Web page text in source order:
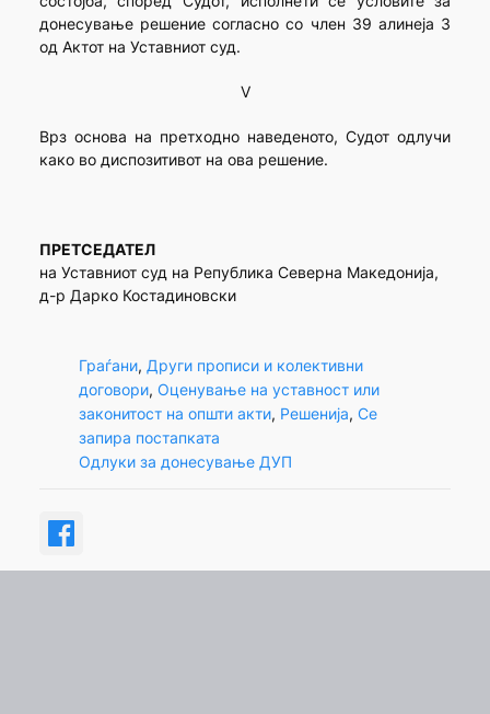
донесување решение согласно со член 39 алинеја 3
од Актот на Уставниот суд.
V
Врз основа на претходно наведеното, Судот одлучи
како во диспозитивот на ова решение.
ПРЕТСЕДАТЕЛ
на Уставниот суд на Република Северна Македонија,
д-р Дарко Костадиновски
Граѓани, Други прописи и колективни
договори, Оценување на уставност или
законитост на општи акти, Решенија, Се
запира постапката
Одлуки за донесување ДУП